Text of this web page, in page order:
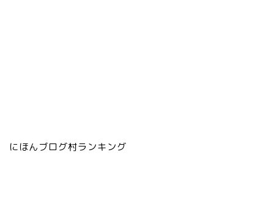
にほんブログ村ランキング